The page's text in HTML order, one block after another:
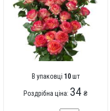
В упаковці 10шт
Роздрібна ціна: 34 ₴